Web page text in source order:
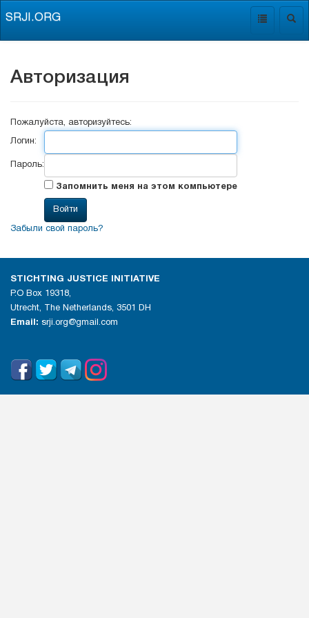
Toggle
SRJI.ORG
Авторизация
Пожалуйста, авторизуйтесь:
Логин:
Пароль:
Запомнить меня на этом компьютере
Забыли свой пароль?
STICHTING JUSTICE INITIATIVE
P.O Box 19318,
Utrecht, The Netherlands, 3501 DH
Email: srji.org@gmail.com